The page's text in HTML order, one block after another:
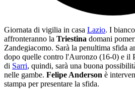
Giornata di vigilia in casa Lazio. I
affronteranno la Triestina domani
Zandegiacomo. Sarà la penultima sfida
dopo quelle contro l'Auronzo (16-0) e il
di Sarri, quindi, sarà una buona
nelle gambe. Felipe Anderson è
stampa per presentare la sfida.